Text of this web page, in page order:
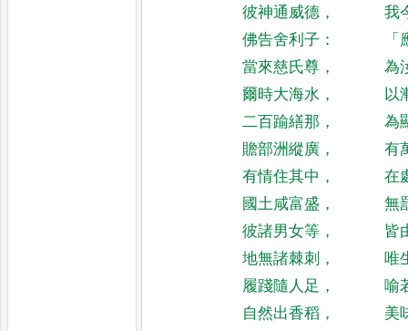
彼神通威德 ，
我
佛告舍利子 ： 「
當來慈氏尊 ，
為
爾時大海水 ，
以
二百踰繕那 ，
為
贍部洲縱廣 ，
有
有情住其中 ，
在
國土咸富盛 ，
無
彼諸男女等 ，
皆
地無諸棘刺 ，
唯
履踐隨人足 ，
喻
自然出香稻 ，
美